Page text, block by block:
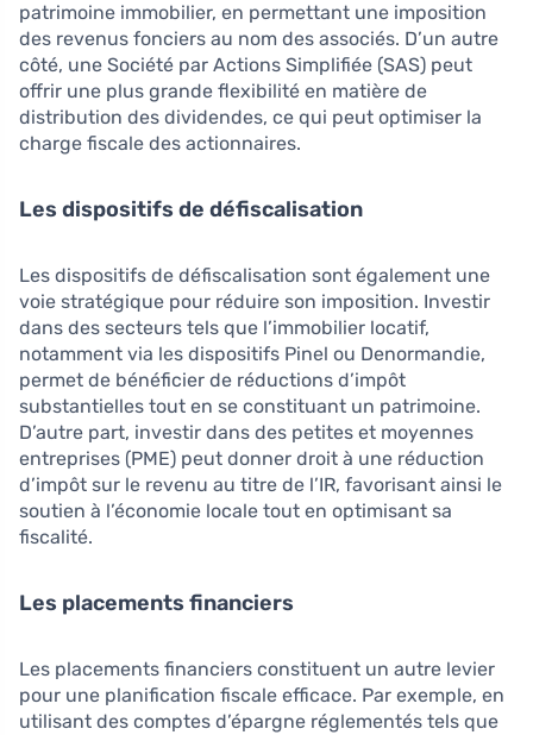
patrimoine immobilier, en permettant une imposition
des revenus fonciers au nom des associés. D’un autre
côté, une Société par Actions Simplifiée (SAS) peut
offrir une plus grande flexibilité en matière de
distribution des dividendes, ce qui peut optimiser la
charge fiscale des actionnaires.
Les dispositifs de défiscalisation
Les dispositifs de défiscalisation sont également une
voie stratégique pour réduire son imposition. Investir
dans des secteurs tels que l’immobilier locatif,
notamment via les dispositifs Pinel ou Denormandie,
permet de bénéficier de réductions d’impôt
substantielles tout en se constituant un patrimoine.
D’autre part, investir dans des petites et moyennes
entreprises (PME) peut donner droit à une réduction
d’impôt sur le revenu au titre de l’IR, favorisant ainsi le
soutien à l’économie locale tout en optimisant sa
fiscalité.
Les placements financiers
Les placements financiers constituent un autre levier
pour une planification fiscale efficace. Par exemple, en
utilisant des comptes d’épargne réglementés tels que